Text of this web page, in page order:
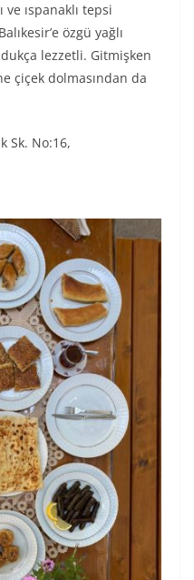
ve ıspanaklı tepsi
özgü yağlı
lezzetli. Gitmişken
çiçek dolmasından da
Sk. No:16,